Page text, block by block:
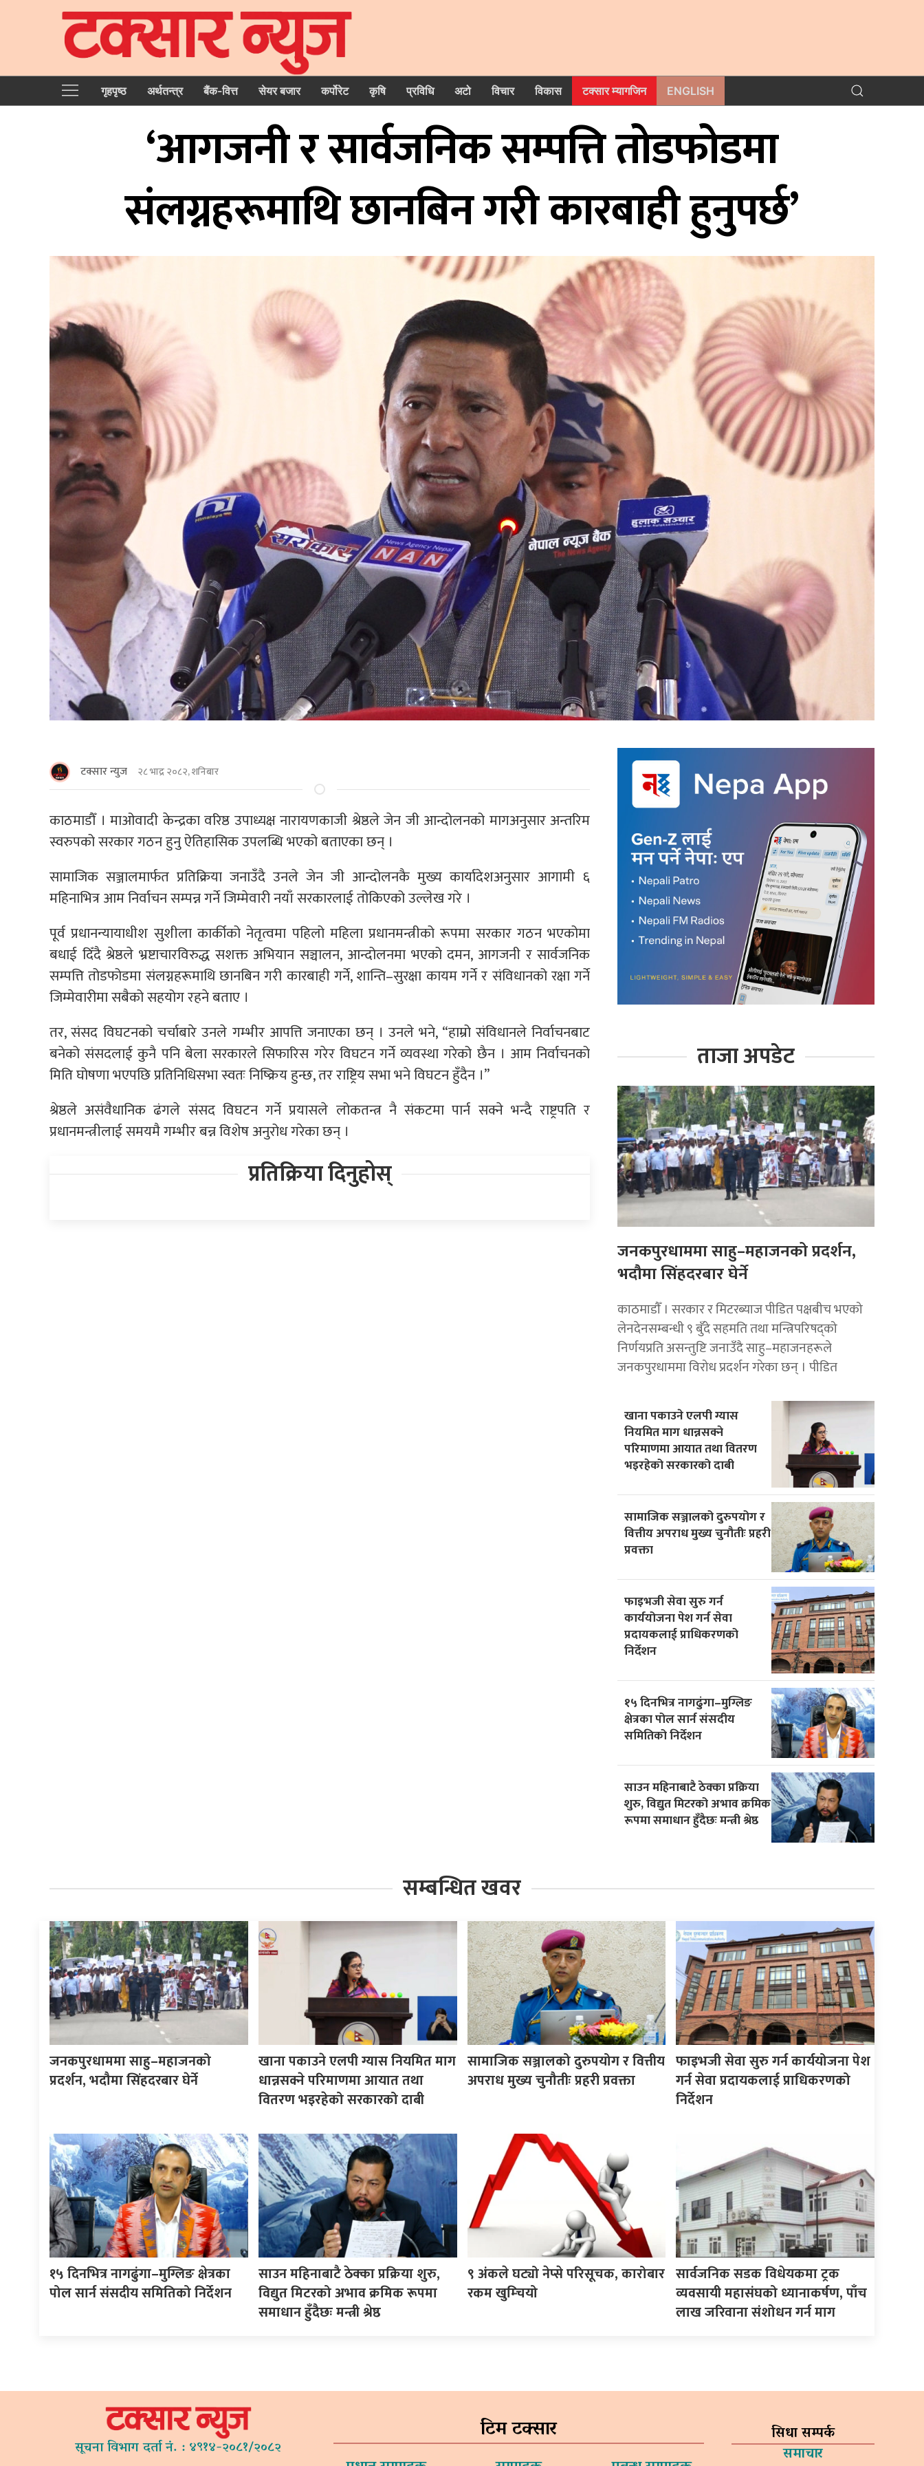
गृहपृष्‍ठ अर्थतन्त्र बैंक-वित्त सेयर बजार कर्पोरेट कृषि प्रविधि अटो विचार विकास टक्सार म्यागजिन ENGLISH
‘आगजनी र सार्वजनिक सम्पत्ति तोडफोडमा
संलग्नहरूमाथि छानबिन गरी कारबाही हुनुपर्छ’
टक्सार न्युज २८ भाद्र २०८२, शनिबार
काठमाडौँ । माओवादी केन्द्रका वरिष्ठ उपाध्यक्ष नारायणकाजी श्रेष्ठले जेन जी आन्दोलनको मागअनुसार अन्तरिम
स्वरुपको सरकार गठन हुनु ऐतिहासिक उपलब्धि भएको बताएका छन् ।
सामाजिक सञ्जालमार्फत प्रतिक्रिया जनाउँदै उनले जेन जी आन्दोलनकै मुख्य कार्यादेशअनुसार आगामी ६
महिनाभित्र आम निर्वाचन सम्पन्न गर्ने जिम्मेवारी नयाँ सरकारलाई तोकिएको उल्लेख गरे ।
पूर्व प्रधानन्यायाधीश सुशीला कार्कीको नेतृत्वमा पहिलो महिला प्रधानमन्त्रीको रूपमा सरकार गठन भएकोमा
बधाई दिँदै श्रेष्ठले भ्रष्टाचारविरुद्ध सशक्त अभियान सञ्चालन, आन्दोलनमा भएको दमन, आगजनी र सार्वजनिक
सम्पत्ति तोडफोडमा संलग्नहरूमाथि छानबिन गरी कारबाही गर्ने, शान्ति–सुरक्षा कायम गर्ने र संविधानको रक्षा गर्ने
जिम्मेवारीमा सबैको सहयोग रहने बताए ।
तर, संसद विघटनको चर्चाबारे उनले गम्भीर आपत्ति जनाएका छन् । उनले भने, “हाम्रो संविधानले निर्वाचनबाट
बनेको संसदलाई कुनै पनि बेला सरकारले सिफारिस गरेर विघटन गर्ने व्यवस्था गरेको छैन । आम निर्वाचनको
मिति घोषणा भएपछि प्रतिनिधिसभा स्वतः निष्क्रिय हुन्छ, तर राष्ट्रिय सभा भने विघटन हुँदैन ।”
श्रेष्ठले असंवैधानिक ढंगले संसद विघटन गर्ने प्रयासले लोकतन्त्र नै संकटमा पार्न सक्ने भन्दै राष्ट्रपति र
प्रधानमन्त्रीलाई समयमै गम्भीर बन्न विशेष अनुरोध गरेका छन् ।
प्रतिक्रिया दिनुहोस्
ताजा अपडेट
जनकपुरधाममा साहु–महाजनको प्रदर्शन,
भदौमा सिंहदरबार घेर्ने
काठमाडाैँ । सरकार र मिटरब्याज पीडित पक्षबीच भएको
लेनदेनसम्बन्धी ९ बुँदे सहमति तथा मन्त्रिपरिषद्को
निर्णयप्रति असन्तुष्टि जनाउँदै साहु–महाजनहरूले
जनकपुरधाममा विरोध प्रदर्शन गरेका छन् । पीडित
खाना पकाउने एलपी ग्यास
नियमित माग धान्नसक्ने
परिमाणमा आयात तथा वितरण
भइरहेको सरकारको दाबी
सामाजिक सञ्जालको दुरुपयोग र
वित्तीय अपराध मुख्य चुनौतीः प्रहरी
प्रवक्ता
फाइभजी सेवा सुरु गर्न
कार्ययोजना पेश गर्न सेवा
प्रदायकलाई प्राधिकरणको
निर्देशन
१५ दिनभित्र नागढुंगा–मुग्लिङ
क्षेत्रका पोल सार्न संसदीय
समितिको निर्देशन
साउन महिनाबाटै ठेक्का प्रक्रिया
शुरु, विद्युत मिटरको अभाव क्रमिक
रूपमा समाधान हुँदैछः मन्त्री श्रेष्ठ
सम्बन्धित खवर
जनकपुरधाममा साहु–महाजनको
प्रदर्शन, भदौमा सिंहदरबार घेर्ने
खाना पकाउने एलपी ग्यास नियमित माग
धान्नसक्ने परिमाणमा आयात तथा
वितरण भइरहेको सरकारको दाबी
सामाजिक सञ्जालको दुरुपयोग र वित्तीय
अपराध मुख्य चुनौतीः प्रहरी प्रवक्ता
फाइभजी सेवा सुरु गर्न कार्ययोजना पेश
गर्न सेवा प्रदायकलाई प्राधिकरणको
निर्देशन
१५ दिनभित्र नागढुंगा–मुग्लिङ क्षेत्रका
पोल सार्न संसदीय समितिको निर्देशन
साउन महिनाबाटै ठेक्का प्रक्रिया शुरु,
विद्युत मिटरको अभाव क्रमिक रूपमा
समाधान हुँदैछः मन्त्री श्रेष्ठ
९ अंकले घट्यो नेप्से परिसूचक, कारोबार
रकम खुम्चियो
सार्वजनिक सडक विधेयकमा ट्रक
व्यवसायी महासंघको ध्यानाकर्षण, पाँच
लाख जरिवाना संशोधन गर्न माग
सूचना विभाग दर्ता नं. : ४९१४-२०८१/२०८२
टिम टक्सार सिधा सम्पर्क
समाचार